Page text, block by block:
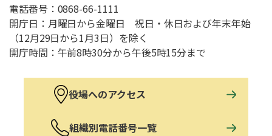
電話番号： 0868-66-1111
開庁日：月曜日から金曜日 祝日・休日および年末年始
（12月29日から1月3日）を除く
開庁時間：午前8時30分から午後5時15分まで
役場へのアクセス
組織別電話番号一覧